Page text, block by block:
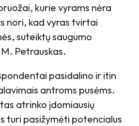
kurie vyrams nėra
nori, kad vyras tvirtai
suteiktų saugumo
Petrauskas.
pasidalino ir itin
antroms pusėms.
atrinko įdomiausių
turi pasižymėti potencialus